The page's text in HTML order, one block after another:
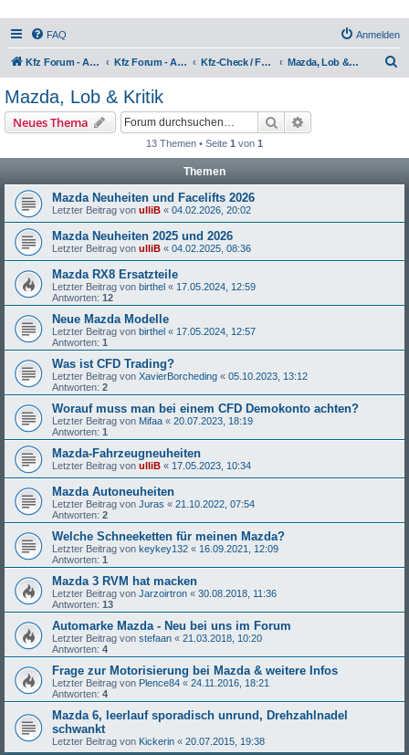
FAQ Anmelden
Kfz Forum - Auto, Motorrad und LKW Kfz Forum - Auto, Motorrad und LKW Kfz-Check / Fahrzeugbewertung / Lob & Tadel / Berichte & Erfahrungen Mazda, Lob & Kritik
Mazda, Lob & Kritik
Neues Thema Suche
13 Themen • Seite 1 von 1
Themen
Mazda Neuheiten und Facelifts 2026
Letzter Beitrag von ulliB « 04.02.2026, 20:02
Mazda Neuheiten 2025 und 2026
Letzter Beitrag von ulliB « 04.02.2025, 08:36
Mazda RX8 Ersatzteile
Letzter Beitrag von birthel « 17.05.2024, 12:59
Antworten: 12
Neue Mazda Modelle
Letzter Beitrag von birthel « 17.05.2024, 12:57
Antworten: 1
Was ist CFD Trading?
Letzter Beitrag von XavierBorcheding « 05.10.2023, 13:12
Antworten: 2
Worauf muss man bei einem CFD Demokonto achten?
Letzter Beitrag von Mifaa « 20.07.2023, 18:19
Antworten: 1
Mazda-Fahrzeugneuheiten
Letzter Beitrag von ulliB « 17.05.2023, 10:34
Mazda Autoneuheiten
Letzter Beitrag von Juras « 21.10.2022, 07:54
Antworten: 2
Welche Schneeketten für meinen Mazda?
Letzter Beitrag von keykey132 « 16.09.2021, 12:09
Antworten: 1
Mazda 3 RVM hat macken
Letzter Beitrag von Jarzoirtron « 30.08.2018, 11:36
Antworten: 13
Automarke Mazda - Neu bei uns im Forum
Letzter Beitrag von stefaan « 21.03.2018, 10:20
Antworten: 4
Frage zur Motorisierung bei Mazda & weitere Infos
Letzter Beitrag von Plence84 « 24.11.2016, 18:21
Antworten: 4
Mazda 6, leerlauf sporadisch unrund, Drehzahlnadel
schwankt
Letzter Beitrag von Kickerin « 20.07.2015, 19:38